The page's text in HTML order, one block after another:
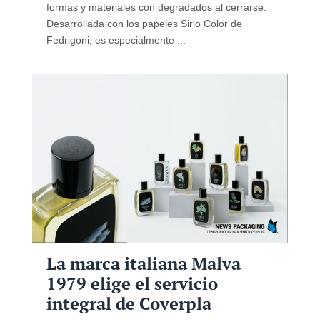
formas y materiales con degradados al cerrarse.
Desarrollada con los papeles Sirio Color de
Fedrigoni, es especialmente ...
La marca italiana Malva
1979 elige el servicio
integral de Coverpla